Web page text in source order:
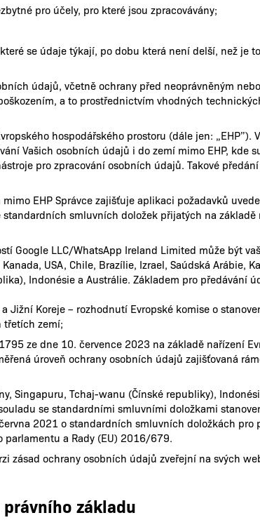
pro účely, pro které jsou zpracovávány;
se údaje týkají, po dobu která není delší, než je
údajů, včetně ochrany před neoprávněným
a to prostřednictvím vhodných
hospodářského prostoru (dále jen: „EHP”).
Vašich osobních údajů i do zemí mimo EHP, kde
pro zpracování osobních údajů. Takové
EHP Správce zajišťuje aplikaci požadavků
smluvních doložek přijatých na
Google LLC/WhatsApp Ireland Limited může být
USA, Chile, Brazílie, Izrael, Saúdská Arábie,
Indonésie a Austrálie. Základem pro předávání
Jižní Koreje – rozhodnutí Evropské komise o
třetích zemí;
ze dne 10. července 2023 na základě nařízení
úroveň ochrany osobních údajů zajišťovaná
Singapuru, Tchaj-wanu (Čínské republiky),
se standardními smluvními doložkami
2021 o standardních smluvních doložkách pro
a Rady (EU) 2016/679.
zásad ochrany osobních údajů zveřejní na svých
základu